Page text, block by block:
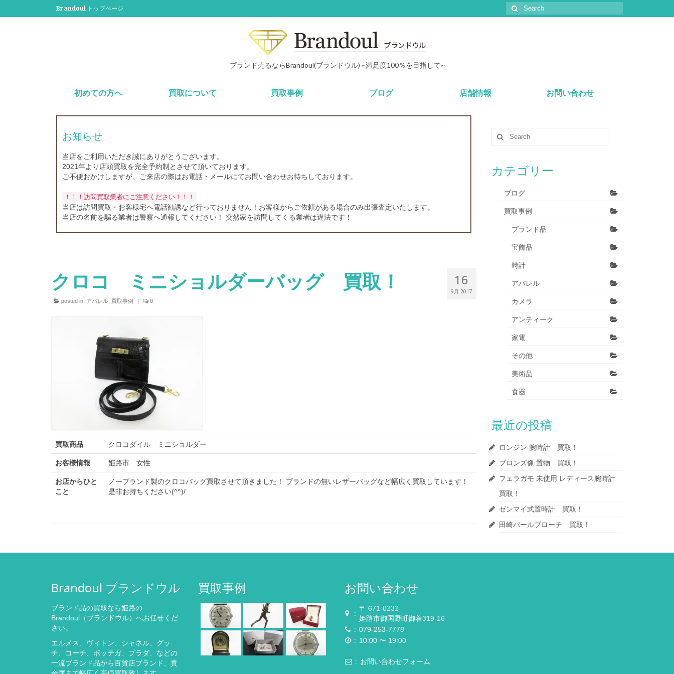
Brandoul トップページ
ブランド売るならBrandoul(ブランドウル) ~満足度100％を目指して~
初めての方へ 買取について 買取事例 ブログ 店舗情報 お問い合わせ
お知らせ
当店をご利用いただき誠にありがとうございます。
2021年より店頭買取を完全予約制とさせて頂いております。
ご不便おかけしますが、ご来店の際はお電話・メールにてお問い合わせお待ちしております。
！！！訪問買取業者にご注意ください！！！
当店は訪問買取・お客様宅へ電話勧誘など行っておりません！お客様からご依頼がある場合のみ出張査定いたします。
当店の名前を騙る業者は警察へ通報してください！ 突然家を訪問してくる業者は違法です！
16
9月 2017
クロコ ミニショルダーバッグ 買取！
posted in: アパレル 買取事例 | 0
買取商品 クロコダイル ミニショルダー
お客様情報 姫路市 女性
お店からひと
こと
ノーブランド製のクロコバッグ買取させて頂きました！ ブランドの無いレザーバッグなど幅広く買取しています！
是非お持ちください(^^)/
カテゴリー
ブログ
買取事例
ブランド品
宝飾品
時計
アパレル
カメラ
アンティーク
家電
その他
美術品
食器
最近の投稿
ロンジン 腕時計 買取！
ブロンズ像 置物 買取！
フェラガモ 未使用 レディース腕時計
買取！
ゼンマイ式置時計 買取！
田崎パールブローチ 買取！
Brandoul ブランドウル
ブランド品の買取なら姫路の
Brandoul（ブランドウル）へお任せくだ
さい。
エルメス、ヴィトン、シャネル、グッ
チ、コーチ、ボッテガ、プラダ、などの
一流ブランド品から百貨店ブランド、貴
買取事例 お問い合わせ
:
〒 671-0232
姫路市御国野町御着319-16
: 079-253-7778
: 10:00 〜 19:00
: お問い合わせフォーム